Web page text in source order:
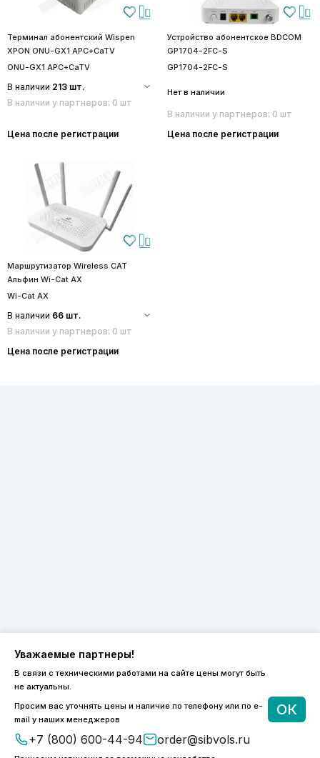
Терминал абонентский Wispen
XPON ONU-GX1 APC+CaTV
ONU-GX1 APC+CaTV
В наличии 213 шт.
В наличии у партнеров: 0 шт
Цена после регистрации
Устройство абонентское BDCOM
GP1704-2FC-S
GP1704-2FC-S
Нет в наличии
В наличии у партнеров: 0 шт
Цена после регистрации
Маршрутизатор Wireless CAT
Альфин Wi-Cat AX
Wi-Cat AX
В наличии 66 шт.
В наличии у партнеров: 0 шт
Цена после регистрации
Уважаемые партнеры!
В связи с техническими работами на сайте цены могут быть
не актуальны.
Просим вас уточнять цены и наличие по телефону или по e-
mail у наших менеджеров
+7 (800) 600-44-94 order@sibvols.ru
ОК
8 (800) 600-44-94
ПН-ПТ 9:00 - 18:00
order@sibvols.ru